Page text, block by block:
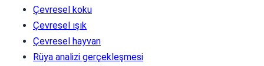
Çevresel koku
Çevresel ışık
Çevresel hayvan
Rüya analizi gerçekleşmesi